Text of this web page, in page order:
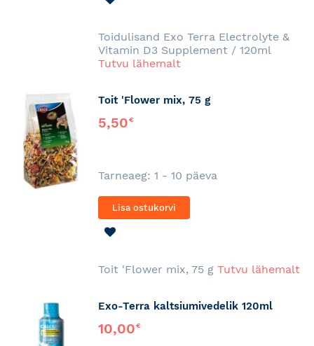
Toidulisand Exo Terra Electrolyte &
Vitamin D3 Supplement / 120ml
Tutvu lähemalt
Toit 'Flower mix, 75 g
5,50€
Tarneaeg: 1 - 10 päeva
Lisa ostukorvi
Toit 'Flower mix, 75 g Tutvu lähemalt
Exo-Terra kaltsiumivedelik 120ml
10,00€